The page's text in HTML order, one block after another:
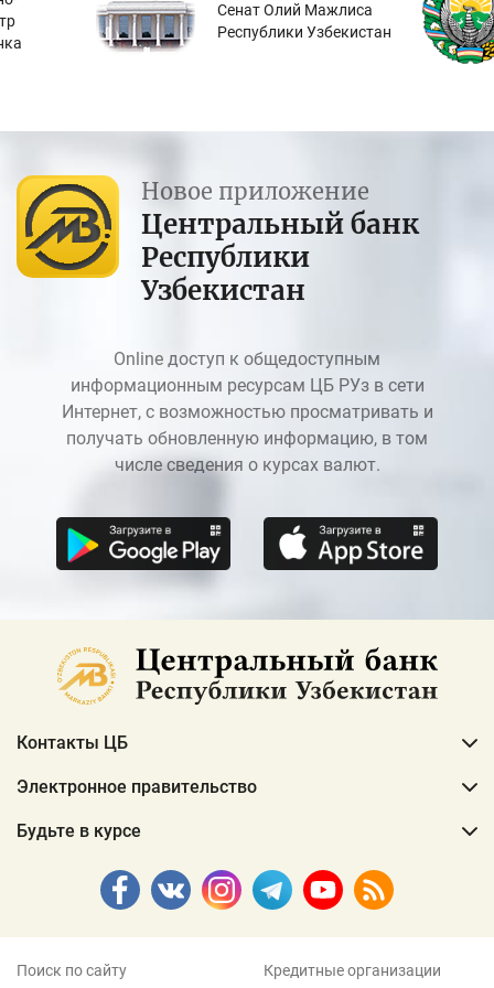
Сенат Олий Мажлиса
Республики Узбекистан
Новое приложение
Центральный банк
Республики
Узбекистан
Online доступ к общедоступным
информационным ресурсам ЦБ РУз в сети
Интернет, с возможностью просматривать и
получать обновленную информацию, в том
числе сведения о курсах валют.
Контакты ЦБ
Электронное правительство
Будьте в курсе
Поиск по сайту Кредитные организации